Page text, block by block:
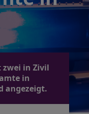
zwei in Zivil
in
angezeigt.